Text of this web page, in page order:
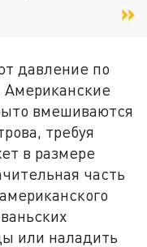
давление по
Американские
вмешиваются
требуя
в размере
часть
или наладить